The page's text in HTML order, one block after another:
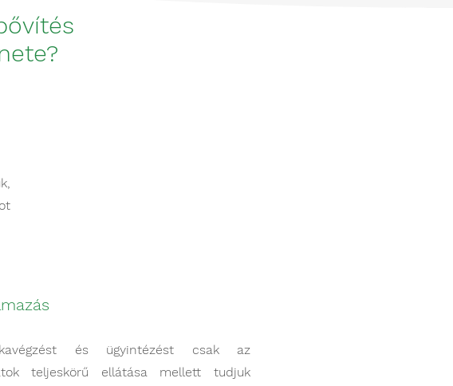
és ügyintézést csak az
teljeskörű ellátása mellett tudjuk